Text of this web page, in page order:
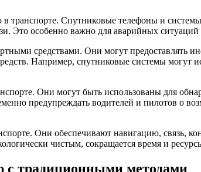
Спутниковые телефоны и системы
Это особенно важно для аварийных ситуаций
средствами. Они могут предоставлять
Например, спутниковые системы могут
Они могут быть использованы для
предупреждать водителей и пилотов о
Они обеспечивают навигацию, связь,
чистым, сокращается время и
с традиционными методами